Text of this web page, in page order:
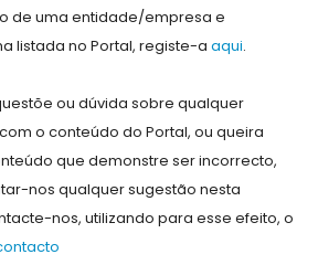
de uma entidade/empresa e
listada no Portal, registe-a aqui.
ou dúvida sobre qualquer
o conteúdo do Portal, ou queira
que demonstre ser incorrecto,
nos qualquer sugestão nesta
nos, utilizando para esse efeito, o